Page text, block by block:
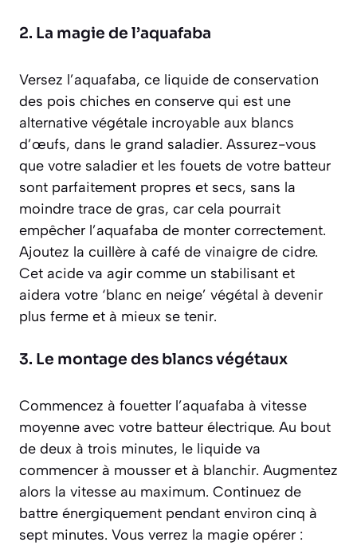
2. La magie de l’aquafaba
Versez l’aquafaba, ce liquide de conservation
des pois chiches en conserve qui est une
alternative végétale incroyable aux blancs
d’œufs, dans le grand saladier. Assurez-vous
que votre saladier et les fouets de votre batteur
sont parfaitement propres et secs, sans la
moindre trace de gras, car cela pourrait
empêcher l’aquafaba de monter correctement.
Ajoutez la cuillère à café de vinaigre de cidre.
Cet acide va agir comme un stabilisant et
aidera votre ‘blanc en neige’ végétal à devenir
plus ferme et à mieux se tenir.
3. Le montage des blancs végétaux
Commencez à fouetter l’aquafaba à vitesse
moyenne avec votre batteur électrique. Au bout
de deux à trois minutes, le liquide va
commencer à mousser et à blanchir. Augmentez
alors la vitesse au maximum. Continuez de
battre énergiquement pendant environ cinq à
sept minutes. Vous verrez la magie opérer :